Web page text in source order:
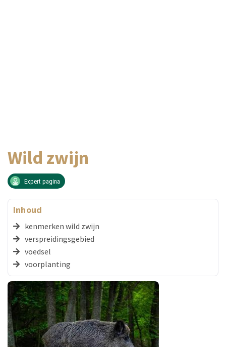
Wild zwijn
Expert pagina
Inhoud
kenmerken wild zwijn
verspreidingsgebied
voedsel
voorplanting